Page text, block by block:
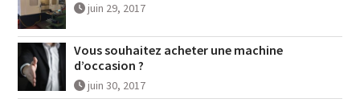
juin 29, 2017
Vous souhaitez acheter une machine
d’occasion ?
juin 30, 2017